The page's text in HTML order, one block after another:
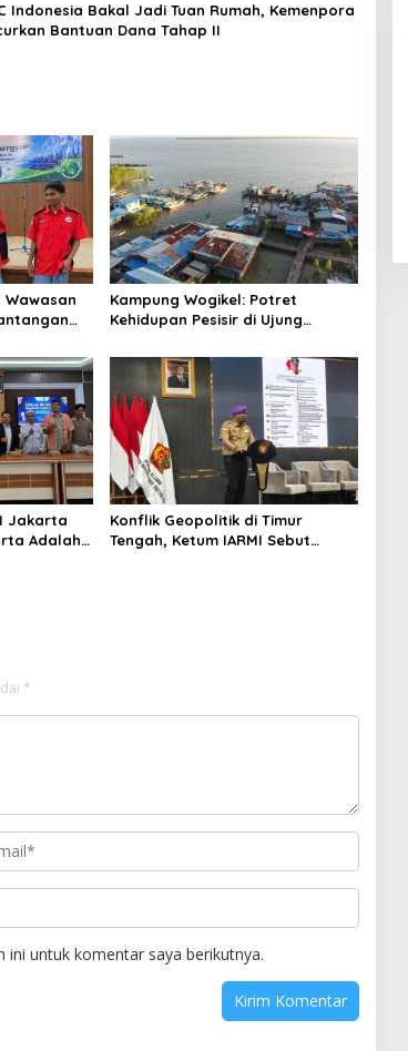
Indonesia Bakal Jadi Tuan Rumah, Kemenpora
Bantuan Dana Tahap II
Wawasan
Kampung Wogikel: Potret
Kehidupan Pesisir di Ujung
Tengah Keterbatasan
Jakarta
Adalah
Konflik Geopolitik di Timur
Tengah, Ketum IARMI Sebut
*
ini untuk komentar saya berikutnya.